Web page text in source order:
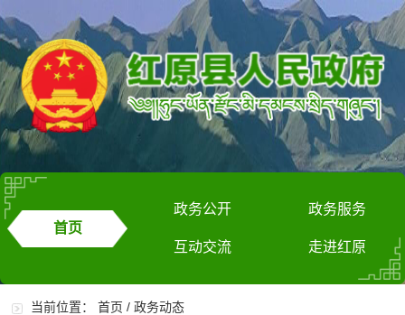
首页
政务公开 政务服务
互动交流 走进红原
当前位置：首页 /政务动态